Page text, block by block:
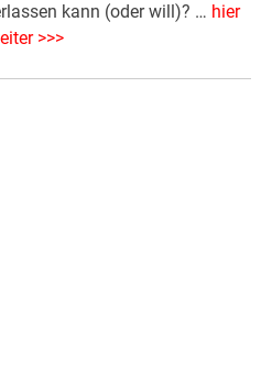
kann (oder will)? … hier
>>>